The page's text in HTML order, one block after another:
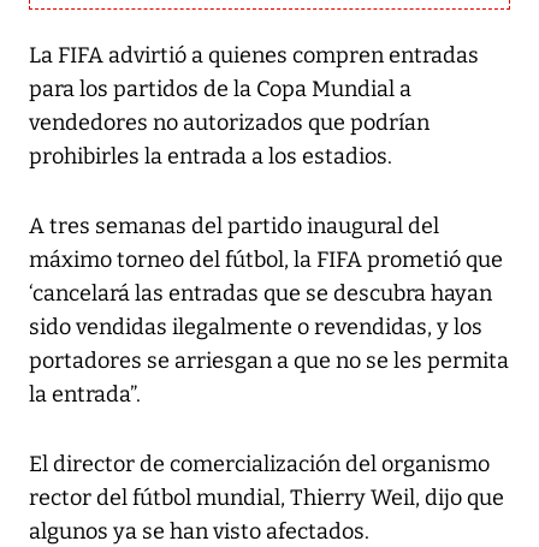
La FIFA advirtió a quienes compren entradas
para los partidos de la Copa Mundial a
vendedores no autorizados que podrían
prohibirles la entrada a los estadios.
A tres semanas del partido inaugural del
máximo torneo del fútbol, la FIFA prometió que
‘cancelará las entradas que se descubra hayan
sido vendidas ilegalmente o revendidas, y los
portadores se arriesgan a que no se les permita
la entrada”.
El director de comercialización del organismo
rector del fútbol mundial, Thierry Weil, dijo que
algunos ya se han visto afectados.